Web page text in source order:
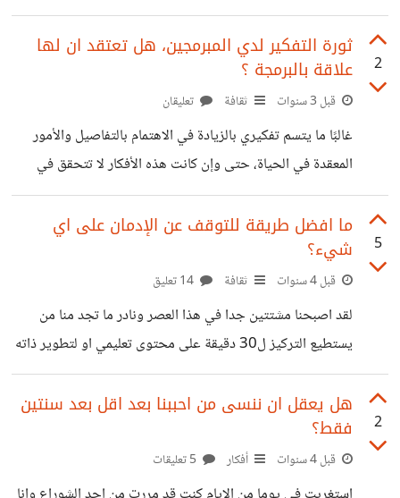
التي تعلمتها من البرمجة وافادتني، هي اسلوب تفكيك المشكلات
وحلها على شكل اجزاء اذا كانت كبيرة، ودوما ما كنت اجد حلول
لبعض المشكلة بسرعة حتى انا شخصيا استغرب منها، واعتقد هذا
عليها منذو بدايتي بالبرمجة. اخبرنا انت ماذا تعلمت من البرمجة
وافادك في حياتك ؟
2
ثورة التفكير لدي المبرمجين، هل تعتقد ان لها
علاقة بالبرمجة ؟
قبل 3 سنوات ثقافة تعليقان
غالبًا ما يتسم تفكيري بالزيادة في الاهتمام بالتفاصيل والأمور
المعقدة في الحياة، حتى وإن كانت هذه الأفكار لا تتحقق في
النهاية. أنا شخصٌ يتمتع بطبعٍ انطوائي، وعادةً ما أقضي فترات
طويلة وحيدًا، حيث لا يكون هناك وجود بشري حولي في معظم
أيام العطل. الكمبيوتر يصبح شريكي الوحيد في تلك الأوقات.
فهل تعتقد أن هذا التفكير المفرط له علاقة بمجال البرمجة أو
بأسلوب تفكيري الشديد التحليلية؟ هل بالنسبة لك، البرمجة
وتدريبي على التحليل البرمجي وحل المشكلات منذ سن الرابعة
5
ما افضل طريقة للتوقف عن الإدمان على اي
شيء؟
قبل 4 سنوات ثقافة
لقد اصبحنا مشتتين جدا في هذا العصر ونادر ما تجد منا من
يستطيع التركيز ل30 دقيقة على محتوى تعليمي او لتطوير ذاته
وكل هذا بسبب الادمان على هذه المشتات وفقدان التحكم في
النفس بعد هذا القوص للأسف. هل يمكن ان يحقق الانسان توازنا
دائما في حياته وخاصة في هذا العصر من وجهة نظرك؟ كيف
نصلح ما افسدته انفسنا بسبب الادمان؟ وكعنوان المساهمة ما
افضل طريقة للتوقف عن ادمان اي شيء سواء مواقع التواصل او
2
هل يعقل ان ننسى من احببنا بعد اقل بعد سنتين
فقط؟
قبل 4 سنوات أفكار